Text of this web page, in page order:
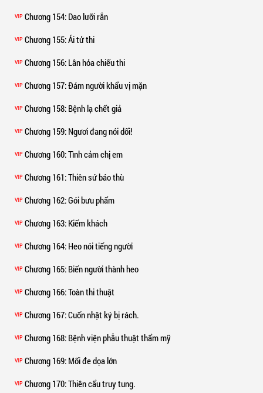
VIP Chương 154: Dao lưỡi rắn
VIP Chương 155: Ái tử thi
VIP Chương 156: Lân hỏa chiếu thi
VIP Chương 157: Đám người khẩu vị mặn
VIP Chương 158: Bệnh lạ chết giả
VIP Chương 159: Ngươi đang nói dối!
VIP Chương 160: Tình cảm chị em
VIP Chương 161: Thiên sứ báo thù
VIP Chương 162: Gói bưu phẩm
VIP Chương 163: Kiếm khách
VIP Chương 164: Heo nói tiếng người
VIP Chương 165: Biến người thành heo
VIP Chương 166: Toàn thi thuật
VIP Chương 167: Cuốn nhật ký bị rách.
VIP Chương 168: Bệnh viện phẫu thuật thẩm mỹ
VIP Chương 169: Mối đe dọa lớn
VIP Chương 170: Thiên cẩu truy tung.